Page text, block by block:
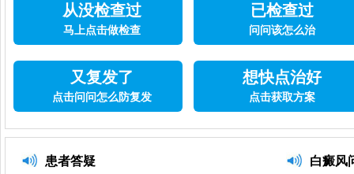
从没检查过
马上点击做检查
已检查过
问问该怎么治
又复发了
点击问问怎么防复发
想快点治好
点击获取方案
患者答疑 白癜风